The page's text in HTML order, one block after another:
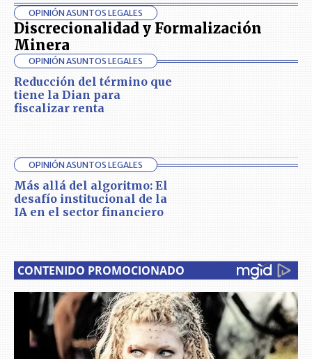
OPINIÓN ASUNTOS LEGALES
Discrecionalidad y Formalización
Minera
OPINIÓN ASUNTOS LEGALES
Reducción del término que
tiene la Dian para
fiscalizar renta
OPINIÓN ASUNTOS LEGALES
Más allá del algoritmo: El
desafío institucional de la
IA en el sector financiero